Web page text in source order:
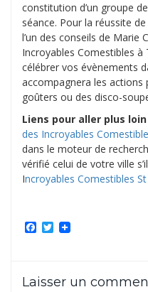
constitution d’un groupe
séance. Pour la réussite
l’un des conseils de Marie
Incroyables Comestibles
célébrer vos évènements
accompagnera les actions
goûters ou des disco-
Liens pour aller plus loin
des Incroyables
dans le moteur de
vérifié celui de votre ville
Incroyables Comestibles
Facebook
Twitter
Laisser un